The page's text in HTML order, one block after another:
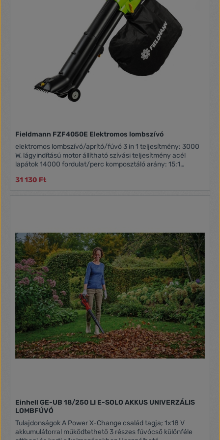
Fieldmann FZF4050E Elektromos lombszívó
elektromos lombszívó/aprító/fúvó 3 in 1 teljesítmény: 3000
W, lágyindítású motor állítható szívási teljesítmény acél
lapátok 14000 fordulat/perc komposztáló arány: 15:1
m3/perc gyűjtőzsák térfogata: 45 l teleszkópos szár
tartozék vállpánt vezetőkerék önsúly: 3,7 kg
31 130 Ft
Einhell GE-UB 18/250 LI E-SOLO AKKUS UNIVERZÁLIS
LOMBFÚVÓ
Tulajdonságok A Power X-Change család tagja; 1x18 V
akkumulátorral működtethető 3 részes fúvócső különféle